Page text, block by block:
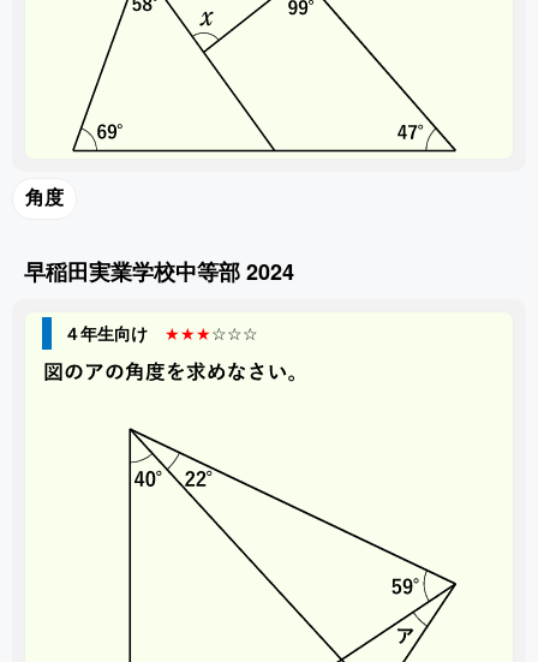
角度
早稲田実業学校中等部 2024
４年生向け ★★★☆☆☆